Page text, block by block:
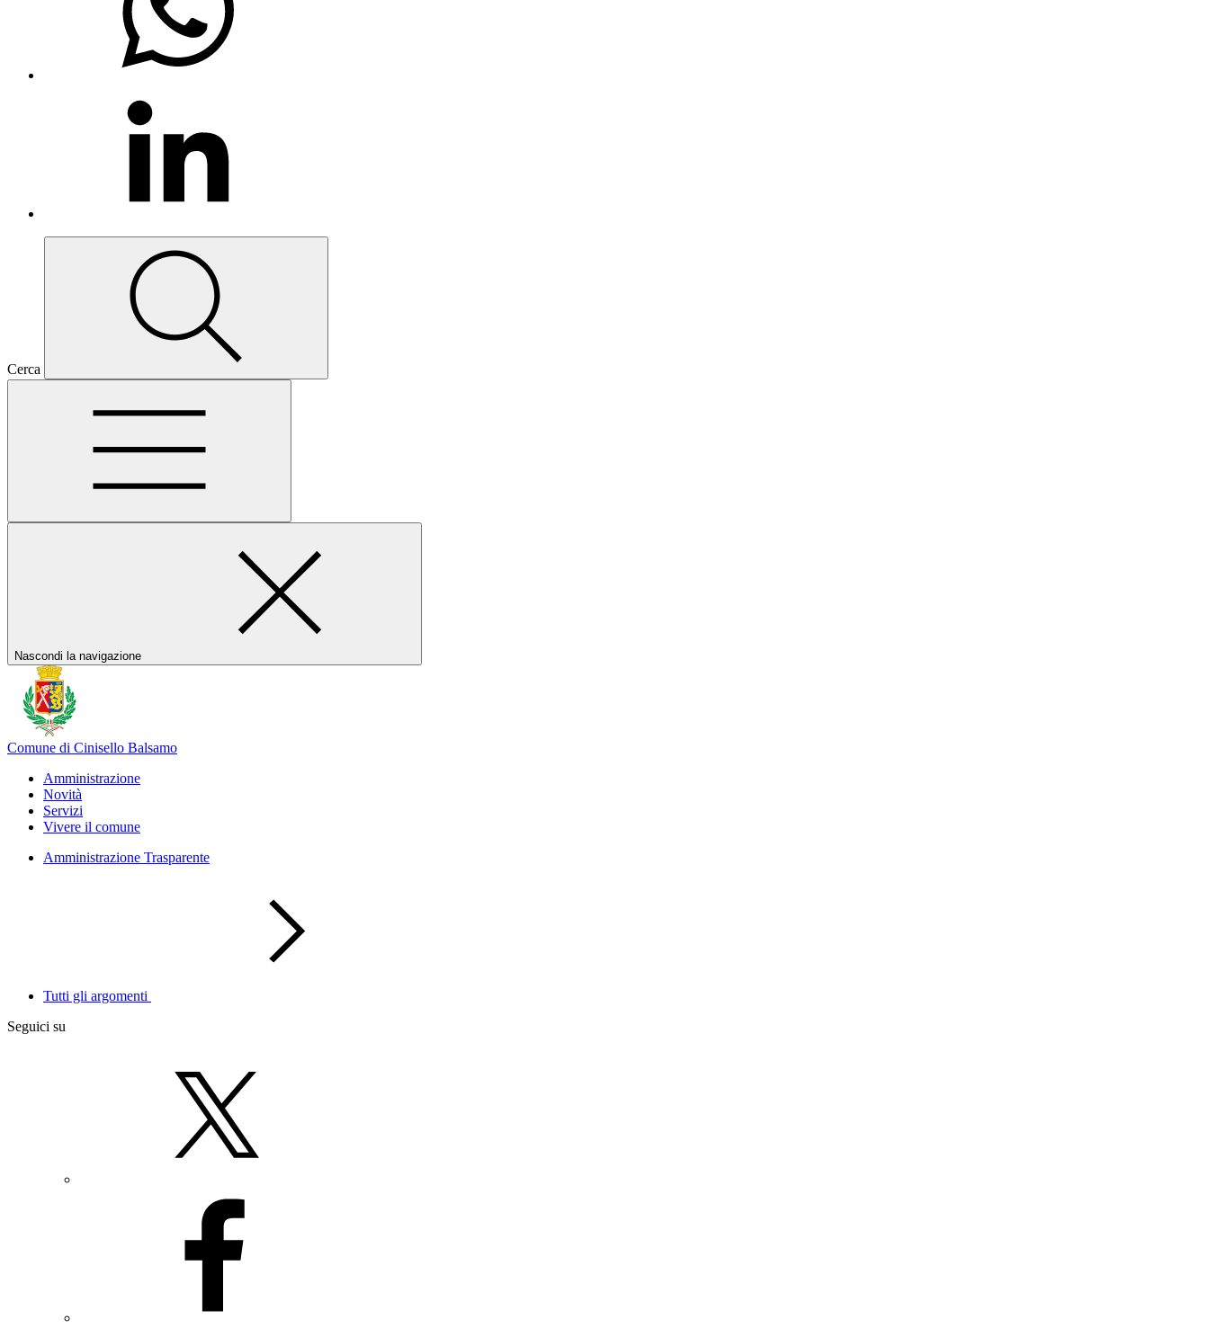
Cerca
Nascondi la navigazione
Comune di Cinisello Balsamo
Amministrazione
Novità
Servizi
Vivere il comune
Amministrazione Trasparente
Tutti gli argomenti
Seguici su